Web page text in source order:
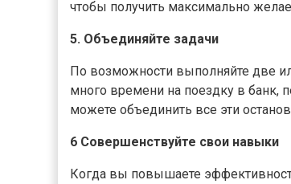
чтобы получить максимально
5. Объединяйте задачи
По возможности выполняйте две
много времени на поездку в банк,
можете объединить все эти
6 Совершенствуйте свои навыки
Когда вы повышаете